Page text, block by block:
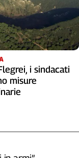
i sindacati
misure